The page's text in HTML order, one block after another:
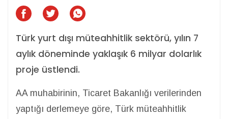
Türk yurt dışı müteahhitlik sektörü, yılın 7
aylık döneminde yaklaşık 6 milyar dolarlık
proje üstlendi.
AA muhabirinin, Ticaret Bakanlığı verilerinden
yaptığı derlemeye göre, Türk müteahhitlik